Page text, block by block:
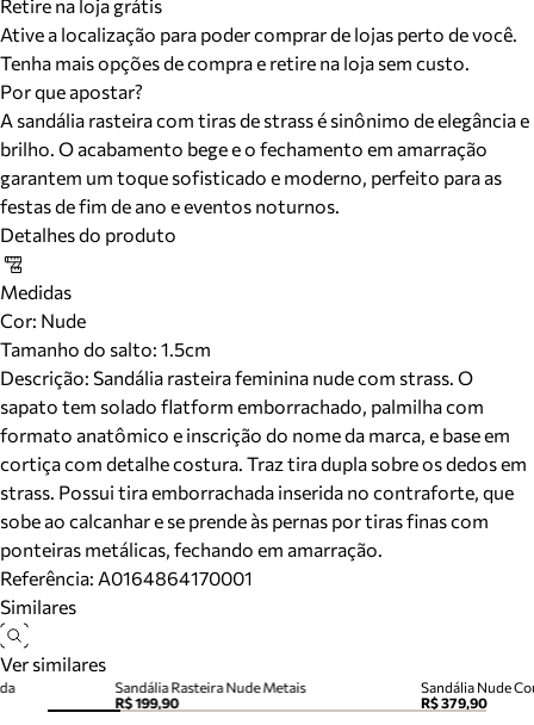
Retire na loja grátis
Ative a localização para poder comprar de lojas perto de você.
Tenha mais opções de compra e retire na loja sem custo.
Por que apostar?
A sandália rasteira com tiras de strass é sinônimo de elegância e
brilho. O acabamento bege e o fechamento em amarração
garantem um toque sofisticado e moderno, perfeito para as
festas de fim de ano e eventos noturnos.
Detalhes do produto
Medidas
Cor: Nude
Tamanho do salto: 1.5cm
Descrição: Sandália rasteira feminina nude com strass. O
sapato tem solado flatform emborrachado, palmilha com
formato anatômico e inscrição do nome da marca, e base em
cortiça com detalhe costura. Traz tira dupla sobre os dedos em
strass. Possui tira emborrachada inserida no contraforte, que
sobe ao calcanhar e se prende às pernas por tiras finas com
ponteiras metálicas, fechando em amarração.
Referência: A0164864170001
Similares
Ver similares
Sandália Rasteira Nude Metais
R$ 199,90
Sandália Nude
R$ 379,90